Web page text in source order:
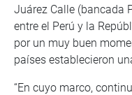
Juárez Calle (bancada
entre el Perú y la
por un muy buen
países establecieron
“En cuyo marco,